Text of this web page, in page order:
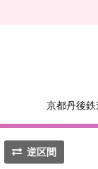
京都丹後鉄
逆区間